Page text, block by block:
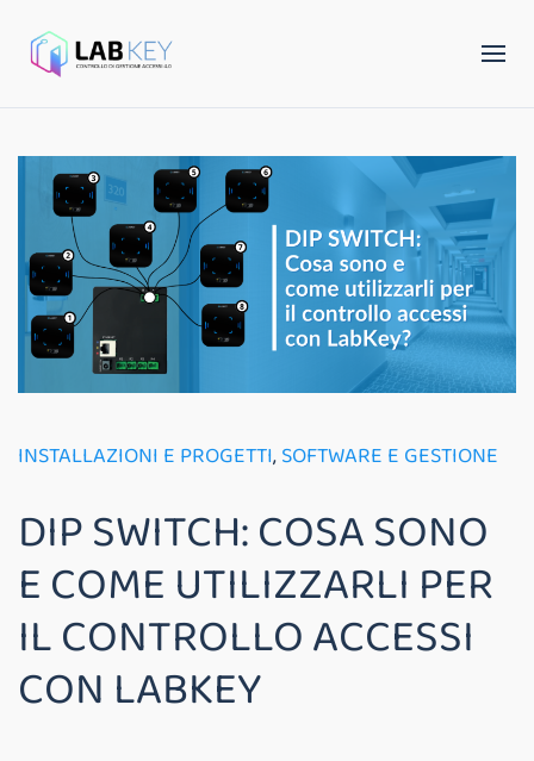
INSTALLAZIONI E PROGETTI,SOFTWARE E GESTIONE
DIP SWITCH: COSA SONO
E COME UTILIZZARLI PER
IL CONTROLLO ACCESSI
CON LABKEY